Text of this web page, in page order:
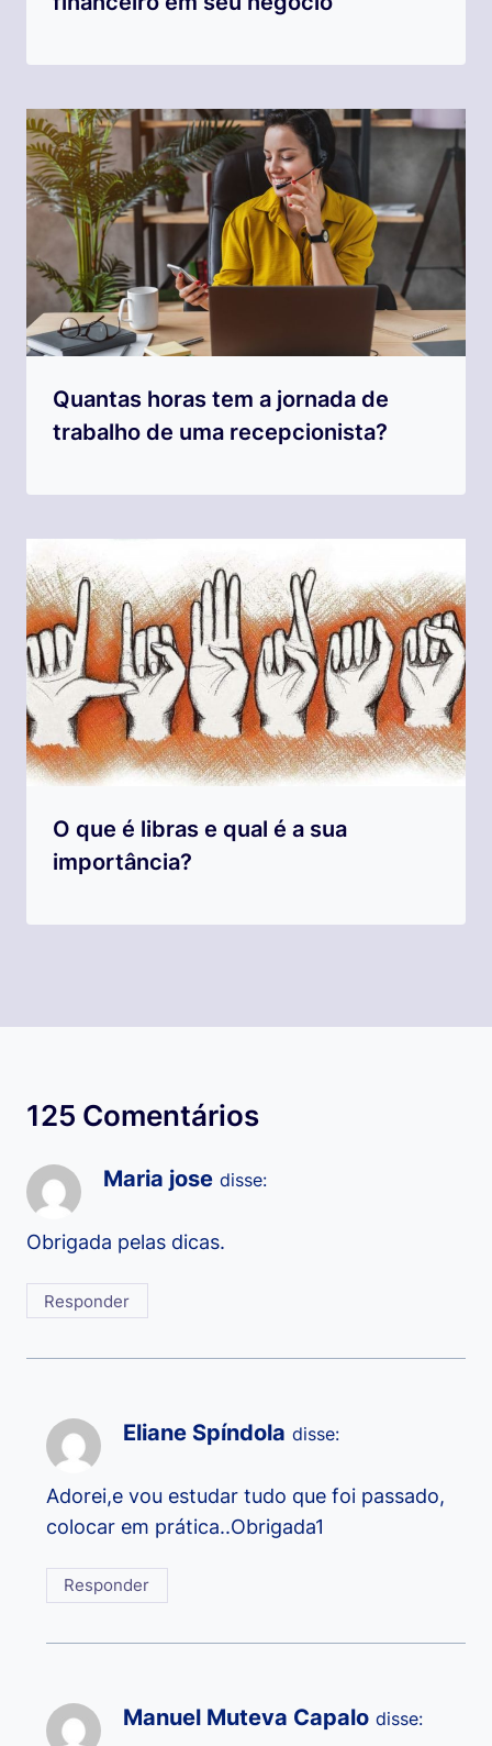
Quantas horas tem a jornada de
trabalho de uma recepcionista?
O que é libras e qual é a sua
importância?
125 Comentários
Maria jose disse:
Obrigada pelas dicas.
Responder
Eliane Spíndola disse:
Adorei,e vou estudar tudo que foi passado,
colocar em prática..Obrigada1
Responder
Manuel Muteva Capalo disse: